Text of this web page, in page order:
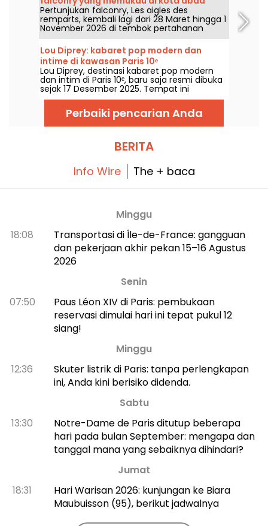
pertengahan Provins
Pertunjukan falconry, Les aigles des
remparts, kembali lagi dari 28 Maret hingga 1
November 2026 di tembok pertahanan
Provins. Saksikan burung pemangsa yang
menakjubkan dalam harmoni sempurna
dengan kuda-kuda yang elegan.
Lou Diprey: kabaret pop modern dan
intime di kawasan Paris 10ᵉ
Lou Diprey, destinasi kabaret pop modern
dan intim di Paris 10ᵉ, baru saja resmi dibuka
sejak 17 Desember 2025. Tempat ini
menyajikan makan malam bistronomi yang
lezat, pertunjukan tari yang penuh
semangat, dan suasana after-party yang
meriah, semuanya dirancang dalam
menghadirkan pengalaman malam hari
yang kontemporer. Siap-siap untuk menjajal
Perbaiki pencarian Anda
BERITA
Info Wire The + baca
Minggu
18:08
Transportasi di Île-de-France: gangguan
dan pekerjaan akhir pekan 15–16 Agustus
2026
Senin
07:50
Paus Léon XIV di Paris: pembukaan
reservasi dimulai hari ini tepat pukul 12
siang!
Minggu
12:36
Skuter listrik di Paris: tanpa perlengkapan
ini, Anda kini berisiko didenda.
Sabtu
13:30
Notre-Dame de Paris ditutup beberapa
hari pada bulan September: mengapa dan
tanggal mana yang sebaiknya dihindari?
Jumat
18:31
Hari Warisan 2026: kunjungan ke Biara
Maubuisson (95), berikut jadwalnya